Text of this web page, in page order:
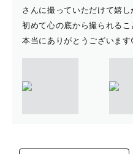
さんに撮っていただけて嬉し
初めて心の底から撮られるこ
本当にありがとうございます